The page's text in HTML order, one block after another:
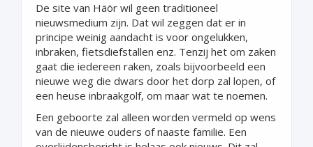
De site van Häör wil geen traditioneel
nieuwsmedium zijn. Dat wil zeggen dat er in
principe weinig aandacht is voor ongelukken,
inbraken, fietsdiefstallen enz. Tenzij het om zaken
gaat die iedereen raken, zoals bijvoorbeeld een
nieuwe weg die dwars door het dorp zal lopen, of
een heuse inbraakgolf, om maar wat te noemen.
Een geboorte zal alleen worden vermeld op wens
van de nieuwe ouders of naaste familie. Een